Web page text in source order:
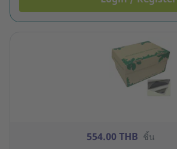
554.00 THB ชิ้น